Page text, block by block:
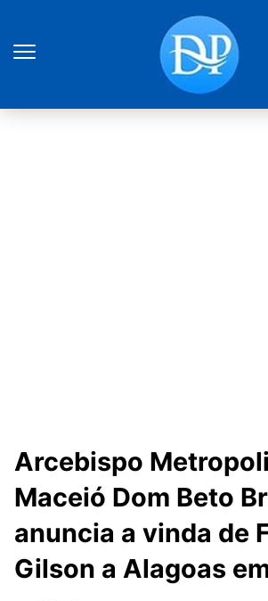
Arcebispo
Maceió Dom Beto
anuncia a vinda de
Gilson a Alagoas